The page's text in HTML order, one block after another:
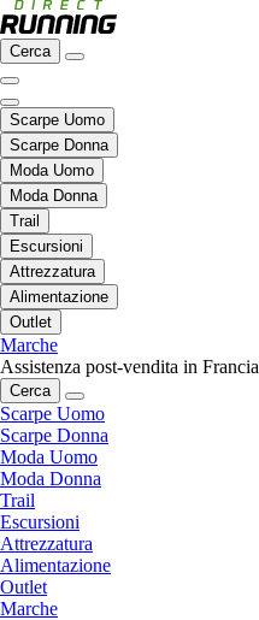
Cerca
Scarpe Uomo
Scarpe Donna
Moda Uomo
Moda Donna
Trail
Escursioni
Attrezzatura
Alimentazione
Outlet
Marche
Assistenza post-vendita in Francia
Cerca
Scarpe Uomo
Scarpe Donna
Moda Uomo
Moda Donna
Trail
Escursioni
Attrezzatura
Alimentazione
Outlet
Marche